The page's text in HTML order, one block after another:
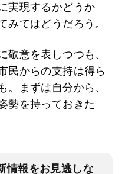
実現するかどうか
みてはどうだろう。
敬意を表しつつも、
民からの支持は得ら
。まずは自分から、
勢を持っておきた
情報をお見逃しな